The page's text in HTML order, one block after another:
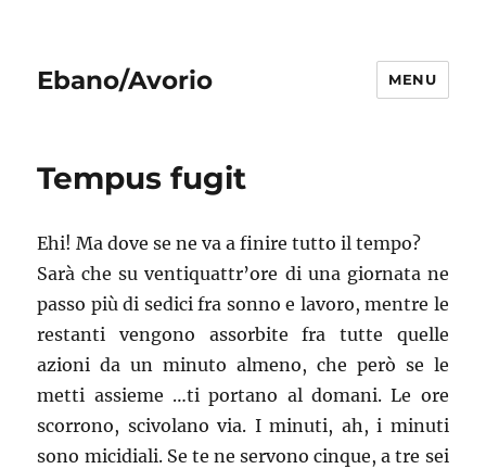
Ebano/Avorio MENU
Tempus fugit
Ehi! Ma dove se ne va a finire tutto il tempo?
Sarà che su ventiquattr’ore di una giornata ne
passo più di sedici fra sonno e lavoro, mentre le
restanti vengono assorbite fra tutte quelle
azioni da un minuto almeno, che però se le
metti assieme …ti portano al domani. Le ore
scorrono, scivolano via. I minuti, ah, i minuti
sono micidiali. Se te ne servono cinque, a tre sei